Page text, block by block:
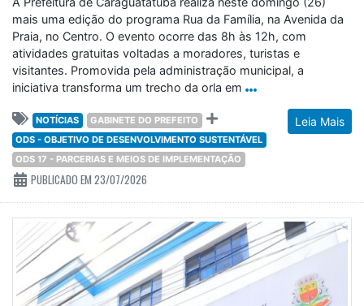
mais uma edição do programa Rua da Família, na Avenida da
Praia, no Centro. O evento ocorre das 8h às 12h, com
atividades gratuitas voltadas a moradores, turistas e
visitantes. Promovida pela administração municipal, a
iniciativa transforma um trecho da orla em
Leia Mais
NOTÍCIAS
GABINETE DO PREFEITO
ODS - OBJETIVO DE DESENVOLVIMENTO SUSTENTÁVEL
ODS 17 - PARCERIAS E MEIOS DE IMPLEMENTAÇÃO
PUBLICADO EM 23/07/2026